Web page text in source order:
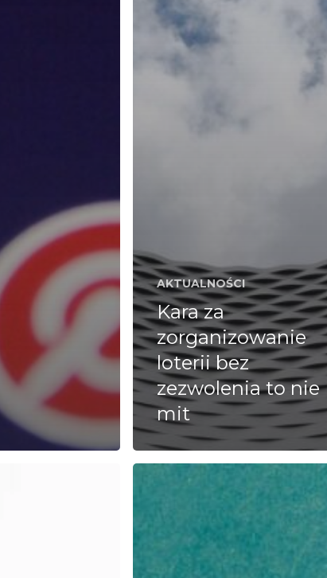
AKTUALNOŚCI
Kara za
zorganizowanie
loterii bez
zezwolenia to nie
mit